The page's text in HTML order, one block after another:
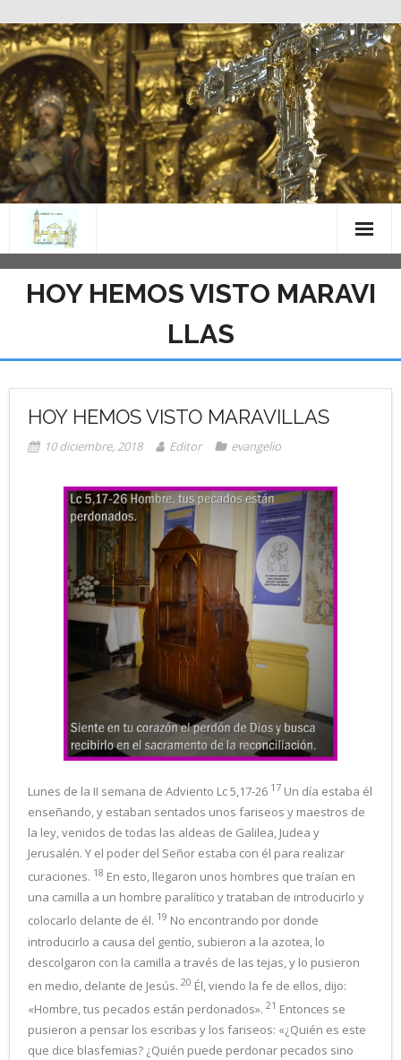
Saltar
al
contenido
HOY HEMOS VISTO MARAVI
LLAS
HOY HEMOS VISTO MARAVILLAS
10 diciembre, 2018 Editor evangelio
Lunes de la II semana de Adviento Lc 5,17-26 17 Un día estaba él
enseñando, y estaban sentados unos fariseos y maestros de
la ley, venidos de todas las aldeas de Galilea, Judea y
Jerusalén. Y el poder del Señor estaba con él para realizar
curaciones. 18 En esto, llegaron unos hombres que traían en
una camilla a un hombre paralítico y trataban de introducirlo y
colocarlo delante de él. 19 No encontrando por donde
introducirlo a causa del gentío, subieron a la azotea, lo
descolgaron con la camilla a través de las tejas, y lo pusieron
en medio, delante de Jesús. 20 Él, viendo la fe de ellos, dijo:
«Hombre, tus pecados están perdonados». 21 Entonces se
pusieron a pensar los escribas y los fariseos: «¿Quién es este
que dice blasfemias? ¿Quién puede perdonar pecados sino